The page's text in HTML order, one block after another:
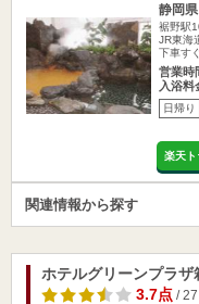
静岡
裾野駅
JR東海
下車す
営業時
入浴料
日帰り
楽天ト
関連情報から探す
ホテルグリーンプラザ
3.7点/ 27